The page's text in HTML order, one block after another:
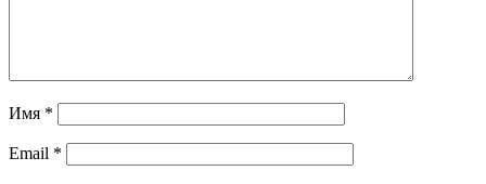
Имя *
Email *